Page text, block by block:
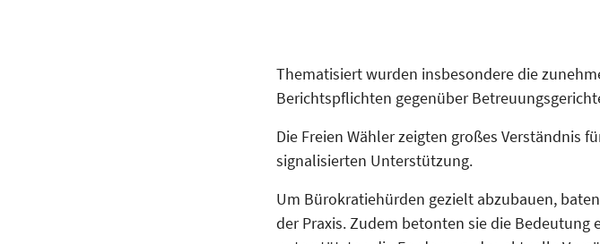
Thematisiert wurden insbesondere die
Berichtspflichten gegenüber
Die Freien Wähler zeigten großes Verständnis
signalisierten Unterstützung.
Um Bürokratiehürden gezielt abzubauen,
der Praxis. Zudem betonten sie die